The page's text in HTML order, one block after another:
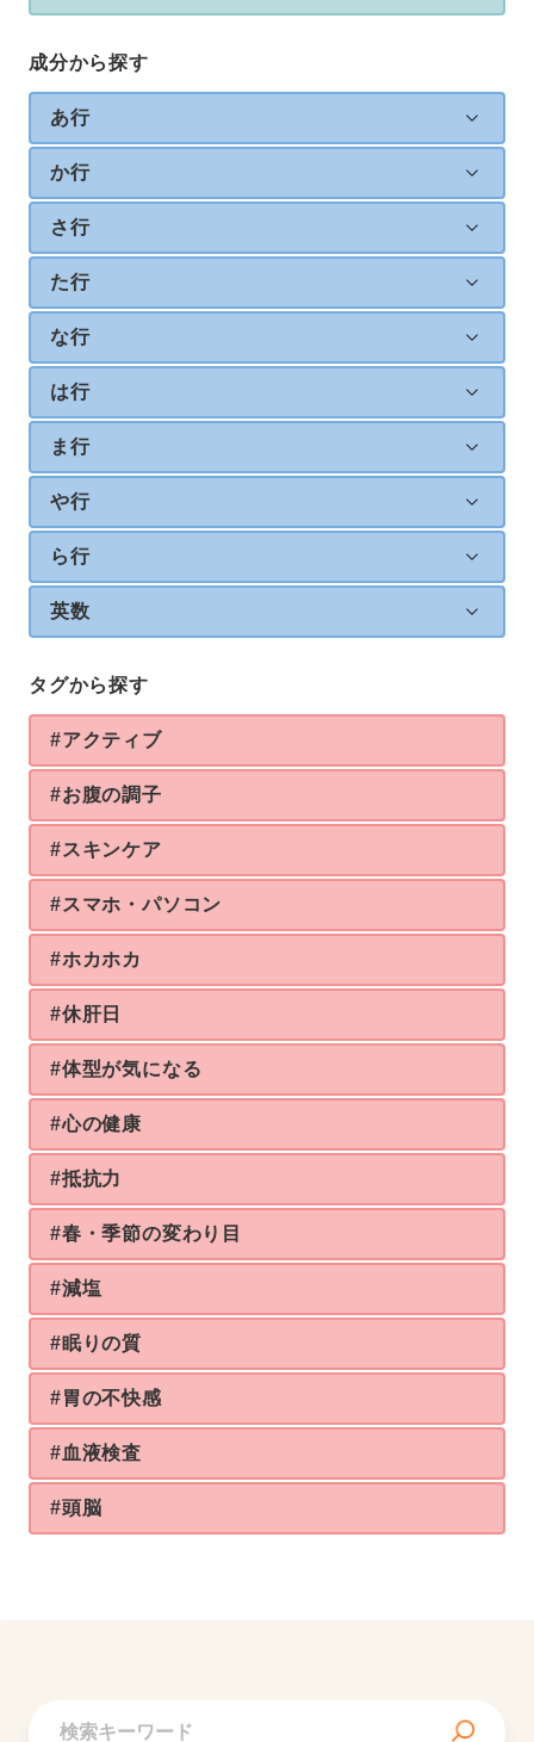
成分から探す
あ行
か行
さ行
た行
な行
は行
ま行
や行
ら行
英数
タグから探す
#アクティブ
#お腹の調子
#スキンケア
#スマホ・パソコン
#ホカホカ
#休肝日
#体型が気になる
#心の健康
#抵抗力
#春・季節の変わり目
#減塩
#眠りの質
#胃の不快感
#血液検査
#頭脳